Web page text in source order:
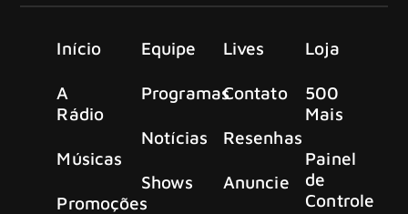
Início
A
Rádio
Músicas
Promoções
Equipe
Programas
Notícias
Shows
Lives
Contato
Resenhas
Anuncie
Loja
500
Mais
Painel
de
Controle